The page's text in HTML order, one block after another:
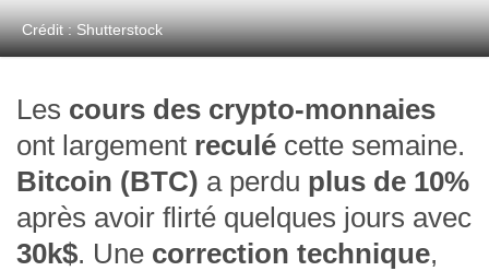
Crédit : Shutterstock
Les cours des crypto-monnaies
ont largement reculé cette semaine.
Bitcoin (BTC) a perdu plus de 10%
après avoir flirté quelques jours avec
30k$. Une correction technique,